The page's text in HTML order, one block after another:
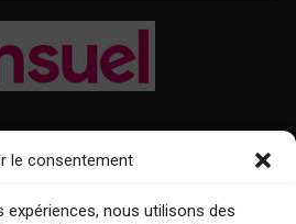
le consentement
nous utilisons des
Maritimes : oû trouver Le Mensuel ?
le magazine en ligne